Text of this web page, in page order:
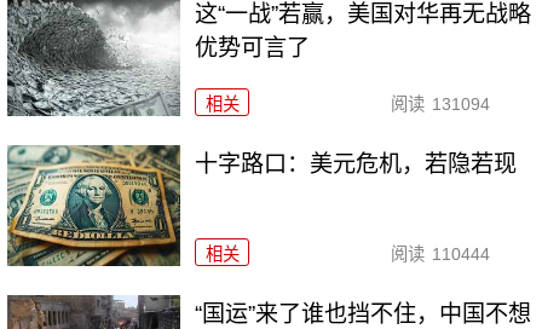
这“一战”若赢，美国对华再无战略
优势可言了
相关 阅读 131094
十字路口：美元危机，若隐若现
相关 阅读 110444
“国运”来了谁也挡不住，中国不想